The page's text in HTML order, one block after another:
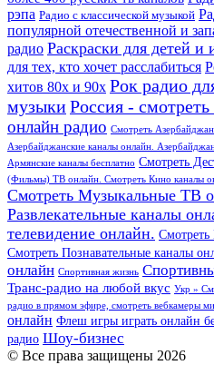
рэпа Радио с классической музыкой
популярной отечественной и
радио Раскраски для детей и
для тех, кто хочет расслабиться
хитов 80х и 90х Рок радио
музыкиРоссия -
онлайн радио Смотреть
Азербайджанские каналы онлайн.
Армянские каналы бесплатно Смотреть
(Фильмы) ТВ онлайн. Смотреть Кино каналы
Смотреть Музыкальные ТВ
Развлекательные каналы
телевидение онлайн.
Смотреть Познавательные каналы
онлайн Спортивная жизнь
Транс-радио на любой вкус Укр »
радио в прямом эфире, смотреть вебкамеры
онлайн Флеш игры играть онлайн
радио Шоу-бизнес
© Все права защищены 2026